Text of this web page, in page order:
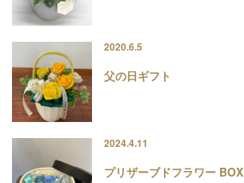
2020.6.5
父の日ギフト
2024.4.11
プリザーブドフラワー BOX